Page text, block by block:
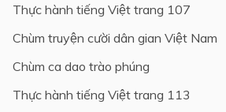
Thực hành tiếng Việt trang 107
Chùm truyện cười dân gian Việt Nam
Chùm ca dao trào phúng
Thực hành tiếng Việt trang 113